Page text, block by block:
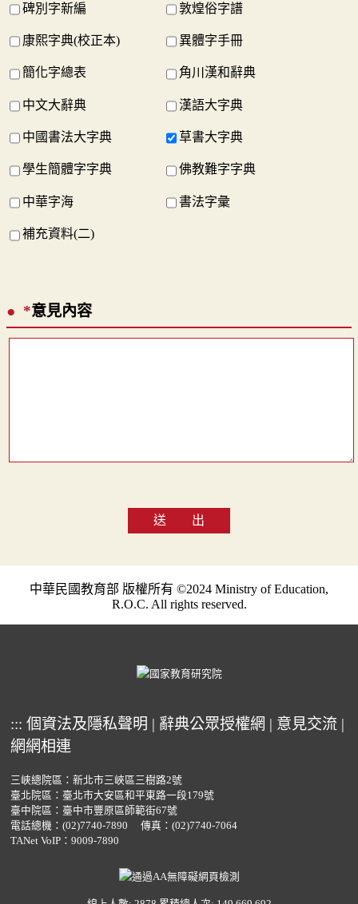
碑別字新編 敦煌俗字譜
康熙字典(校正本) 異體字手冊
簡化字總表 角川漢和辭典
中文大辭典 漢語大字典
中國書法大字典 草書大字典
學生簡體字字典 佛教難字字典
中華字海 書法字彙
補充資料(二)
*意見內容
送 出
中華民國教育部 版權所有 ©2024 Ministry of Education,
R.O.C. All rights reserved.
::: 個資法及隱私聲明 | 辭典公眾授權網 | 意見交流 |
網網相連
三峽總院區：新北市三峽區三樹路2號
臺北院區：臺北市大安區和平東路一段179號
臺中院區：臺中市豐原區師範街67號
電話總機： (02)7740-7890
傳真：(02)7740-7064
TANet VoIP：9009-7890